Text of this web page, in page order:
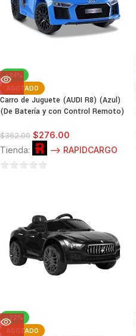
-24%
AGOTADO
Carro de Juguete (AUDI R8) (Azul)
(De Batería y con Control Remoto)
$362.00 $276.00
Tienda:
--> RAPIDCARGO
-22%
AGOTADO